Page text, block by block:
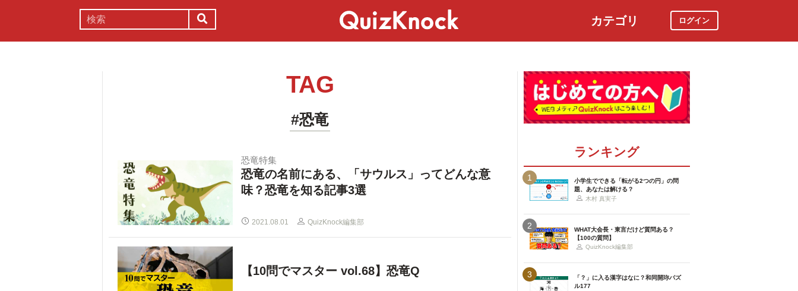
カテゴリ ログイン
TAG
#恐竜
恐竜特集
恐竜の名前にある、「サウルス」ってどんな意
味？恐竜を知る記事3選
2021.08.01 QuizKnock編集部
【10問でマスター vol.68】恐竜Q
ランキング
1
小学生でできる「転がる2つの円」の問
題、あなたは解ける？
木村 真実子
2
WHAT大会長・東言だけど質問ある？
【100の質問】
QuizKnock編集部
3
「？」に入る漢字はなに？和同開珎パズ
ル177